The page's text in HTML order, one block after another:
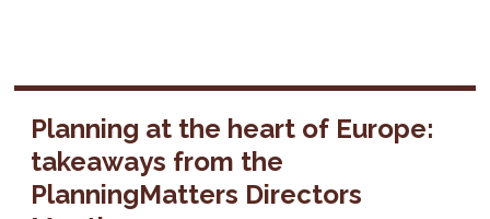
Planning at the heart of Europe:
takeaways from the
PlanningMatters Directors